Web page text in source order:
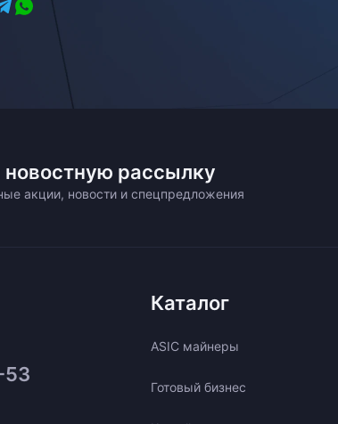
рассылку
акции, новости и спецпредложения
53
Каталог
ASIC майнеры
Готовый бизнес